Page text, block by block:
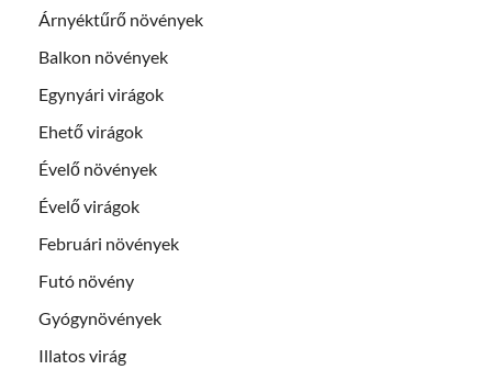
Árnyéktűrő növények
Balkon növények
Egynyári virágok
Ehető virágok
Évelő növények
Évelő virágok
Februári növények
Futó növény
Gyógynövények
Illatos virág